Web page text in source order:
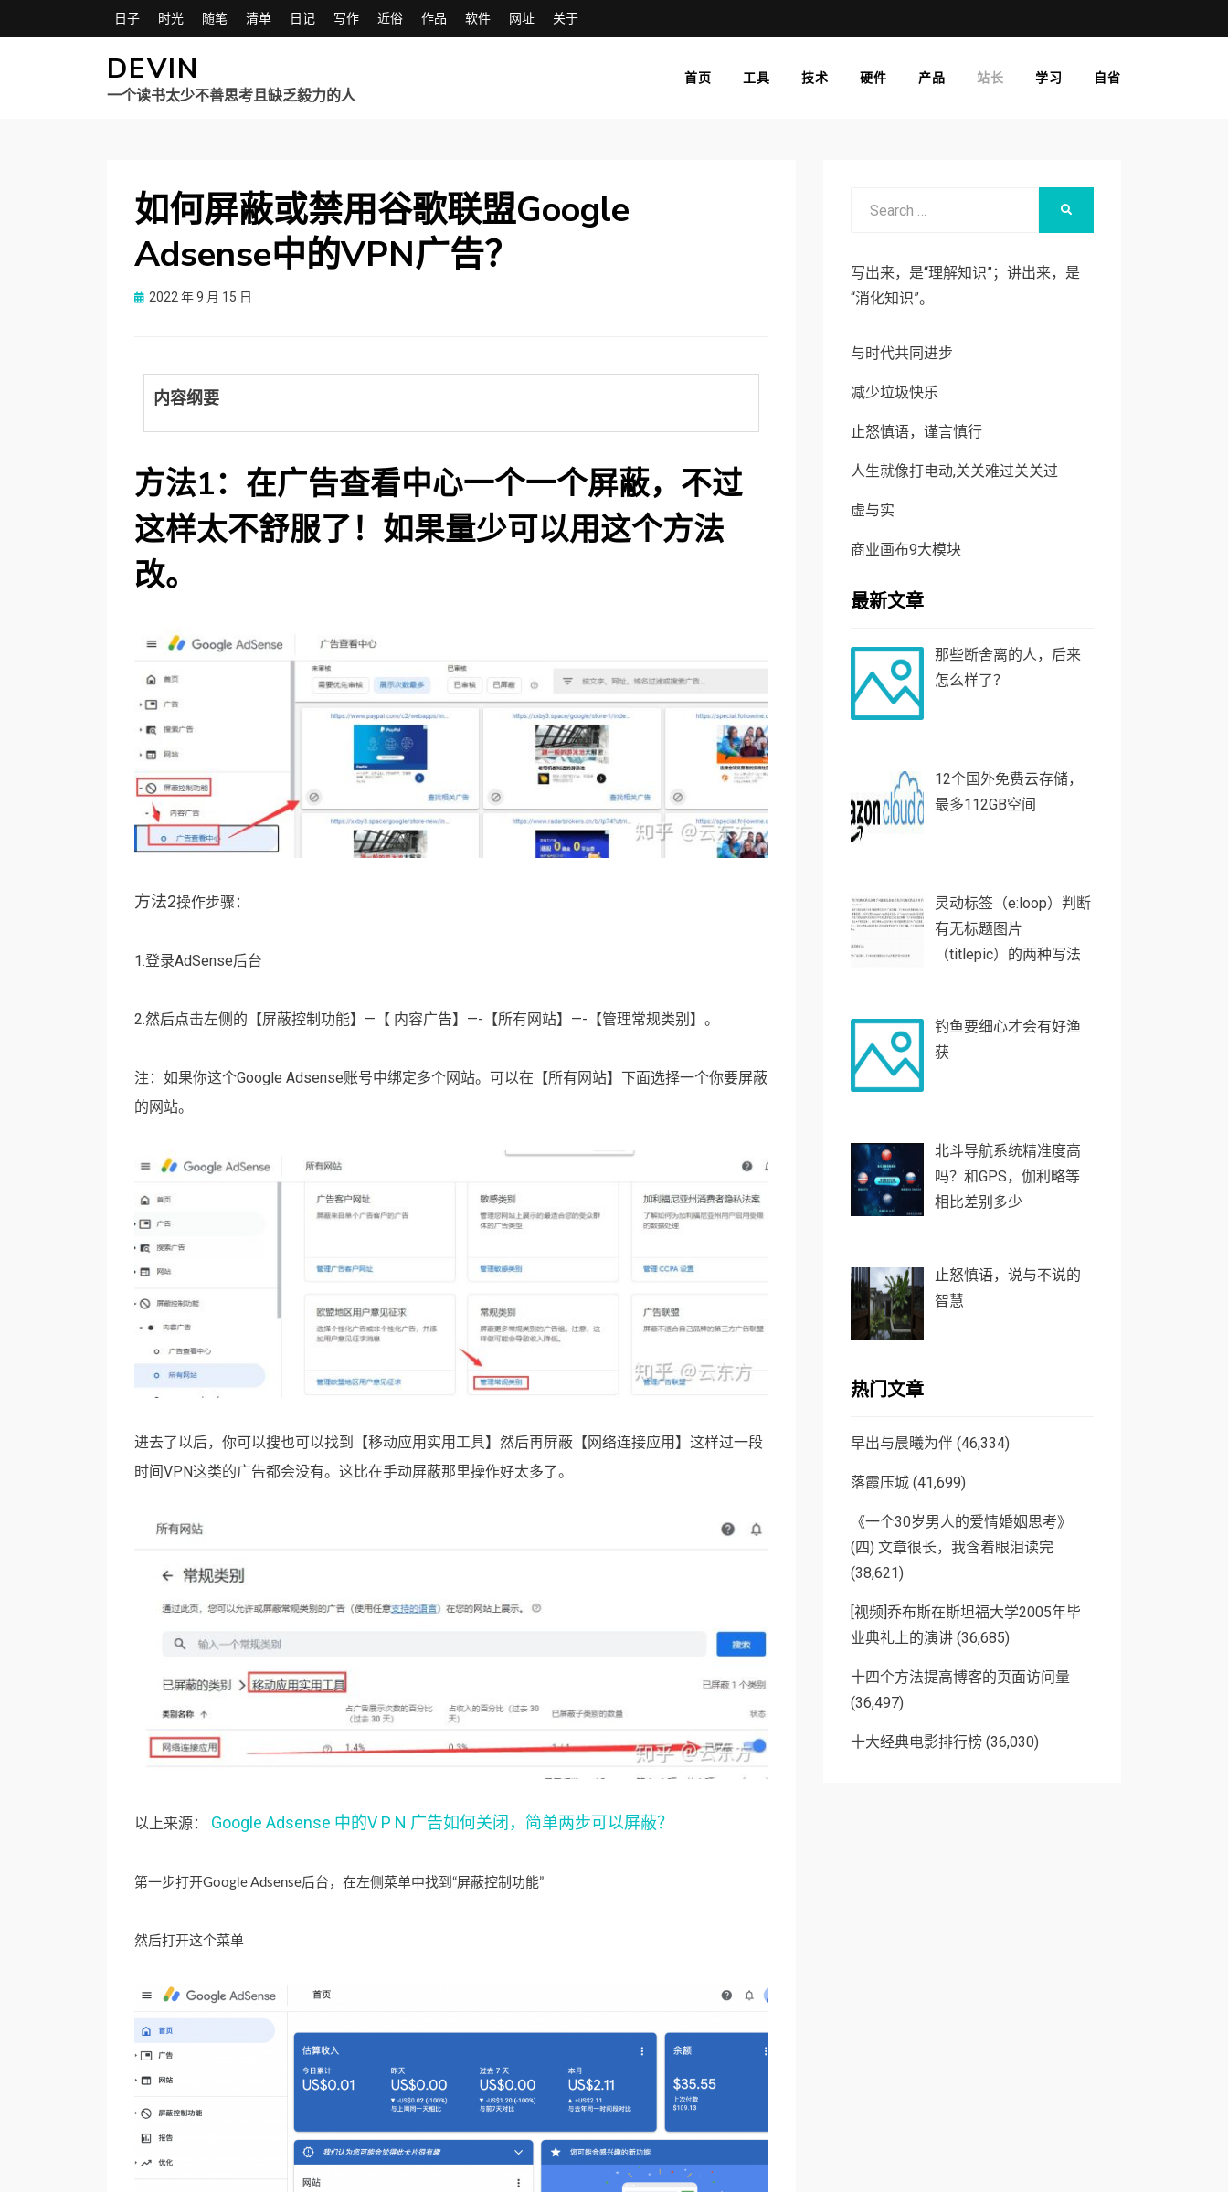
日子 时光 随笔 清单 日记 写作 近俗 作品 软件 网址 关于
DEVIN
一个读书太少不善思考且缺乏毅力的人
首页 工具 技术 硬件 产品 站长 学习 自省
如何屏蔽或禁用谷歌联盟Google
Adsense中的VPN广告？
Posted
2022 年 9 月 15 日
内容纲要
方法1：在广告查看中心一个一个屏蔽，不过
这样太不舒服了！如果量少可以用这个方法
改。
方法2操作步骤：
1.登录AdSense后台
2.然后点击左侧的【屏蔽控制功能】—【 内容广告】—-【所有网站】—-【管理常规类别】。
注：如果你这个Google Adsense账号中绑定多个网站。可以在【所有网站】下面选择一个你要屏蔽
的网站。
进去了以后，你可以搜也可以找到【移动应用实用工具】然后再屏蔽【网络连接应用】这样过一段
时间VPN这类的广告都会没有。这比在手动屏蔽那里操作好太多了。
以上来源： Google Adsense 中的V P N 广告如何关闭，简单两步可以屏蔽？
第一步打开Google Adsense后台，在左侧菜单中找到“屏蔽控制功能”
然后打开这个菜单
写出来，是“理解知识”；讲出来，是
“消化知识”。
与时代共同进步
减少垃圾快乐
止怒慎语，谨言慎行
人生就像打电动,关关难过关关过
虚与实
商业画布9大模块
最新文章
那些断舍离的人，后来
怎么样了？
12个国外免费云存储，
最多112GB空间
灵动标签（e:loop）判断
有无标题图片
（titlepic）的两种写法
钓鱼要细心才会有好渔
获
北斗导航系统精准度高
吗？和GPS，伽利略等
相比差别多少
止怒慎语，说与不说的
智慧
热门文章
早出与晨曦为伴 (46,334)
落霞压城 (41,699)
《一个30岁男人的爱情婚姻思考》
(四) 文章很长，我含着眼泪读完
(38,621)
[视频]乔布斯在斯坦福大学2005年毕
业典礼上的演讲 (36,685)
十四个方法提高博客的页面访问量
(36,497)
十大经典电影排行榜 (36,030)